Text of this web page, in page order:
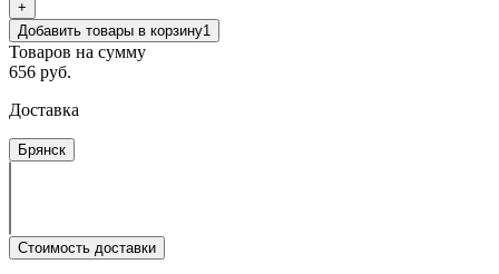
+
Добавить товары в корзину1
Товаров на сумму
656 руб.
Доставка
Брянск
Стоимость доставки